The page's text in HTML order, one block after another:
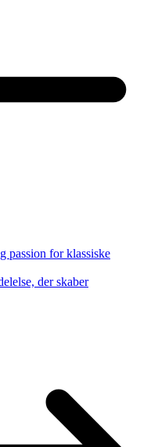
passion for klassiske
der skaber